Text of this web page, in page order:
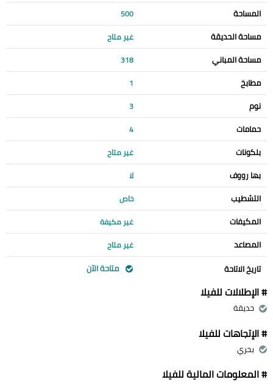
المساحة 500
مساحة الحديقة غير متاح
مساحة المباني 318
مطابخ 1
نوم 3
حمامات 4
بلكونات غير متاح
بها رووف لا
التشطيب خاص
المكيفات غير مكيفة
المصاعد غير متاح
تاريخ الاتاحة متاحة الآن
# الإطلالات للفيلا
حديقة
# الإتجاهات للفيلا
بحري
# المعلومات المالية للفيلا